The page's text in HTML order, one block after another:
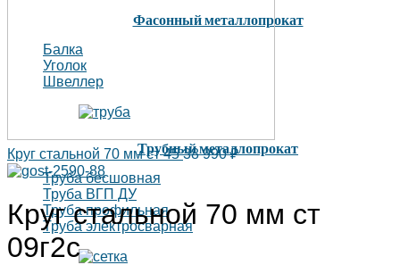
Фасонный металлопрокат
Балка
Уголок
Швеллер
Трубный металлопрокат
Труба бесшовная
Труба ВГП ДУ
Труба профильная
Труба электросварная
Круг стальной 70 мм ст 4538 990₽
Круг стальной 70 мм ст
09г2с